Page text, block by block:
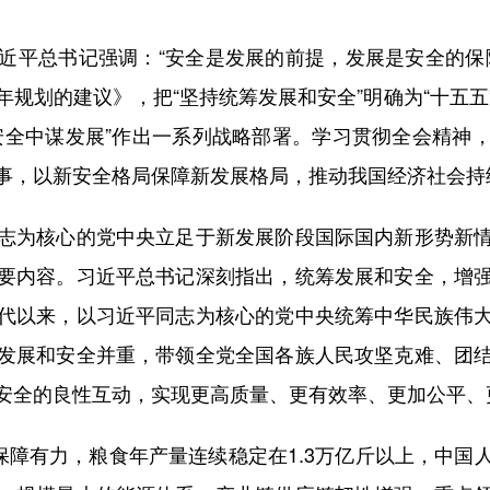
书记强调：“安全是发展的前提，发展是安全的保
划的建议》，把“坚持统筹发展和安全”明确为“十五
中谋发展”作出一系列战略部署。学习贯彻全会精神
，以新安全格局保障新发展格局，推动我国经济社会
心的党中央立足于新发展阶段国际国内新形势新
内容。习近平总书记深刻指出，统筹发展和安全，增
以来，以习近平同志为核心的党中央统筹中华民族伟
展和安全并重，带领全党全国各族人民攻坚克难、团
全的良性互动，实现更高质量、更有效率、更加公平
力，粮食年产量连续稳定在1.3万亿斤以上，中国